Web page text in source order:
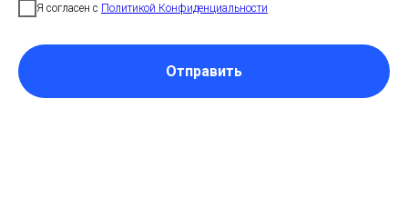
Я согласен с Политикой Конфиденциальности
Отправить